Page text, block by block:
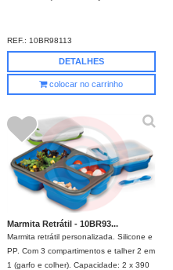
REF.: 10BR98113
DETALHES
colocar no carrinho
Marmita Retrátil - 10BR93...
Marmita retrátil personalizada. Silicone e
PP. Com 3 compartimentos e talher 2 em
1 (garfo e colher). Capacidade: 2 x 390